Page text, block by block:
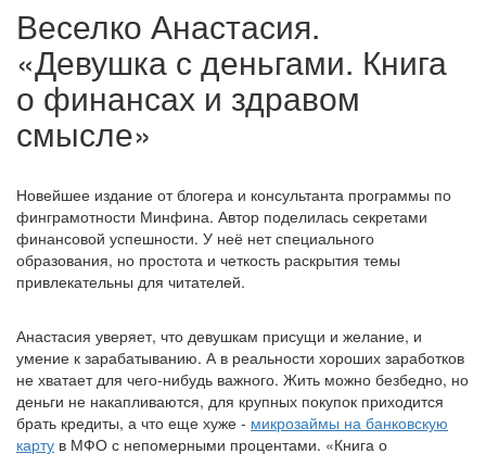
Веселко Анастасия.
«Девушка с деньгами. Книга
о финансах и здравом
смысле»
Новейшее издание от блогера и консультанта программы по
финграмотности Минфина. Автор поделилась секретами
финансовой успешности. У неё нет специального
образования, но простота и четкость раскрытия темы
привлекательны для читателей.
Анастасия уверяет, что девушкам присущи и желание, и
умение к зарабатыванию. А в реальности хороших заработков
не хватает для чего-нибудь важного. Жить можно безбедно, но
деньги не накапливаются, для крупных покупок приходится
брать кредиты, а что еще хуже - микрозаймы на банковскую
карту в МФО с непомерными процентами. «Книга о